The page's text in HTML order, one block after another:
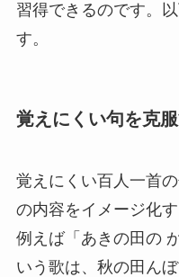
習得できるのです。
す。
覚えにくい句を克
覚えにくい百人一首
の内容をイメージ化
例えば「あきの田の
いう歌は、秋の田ん